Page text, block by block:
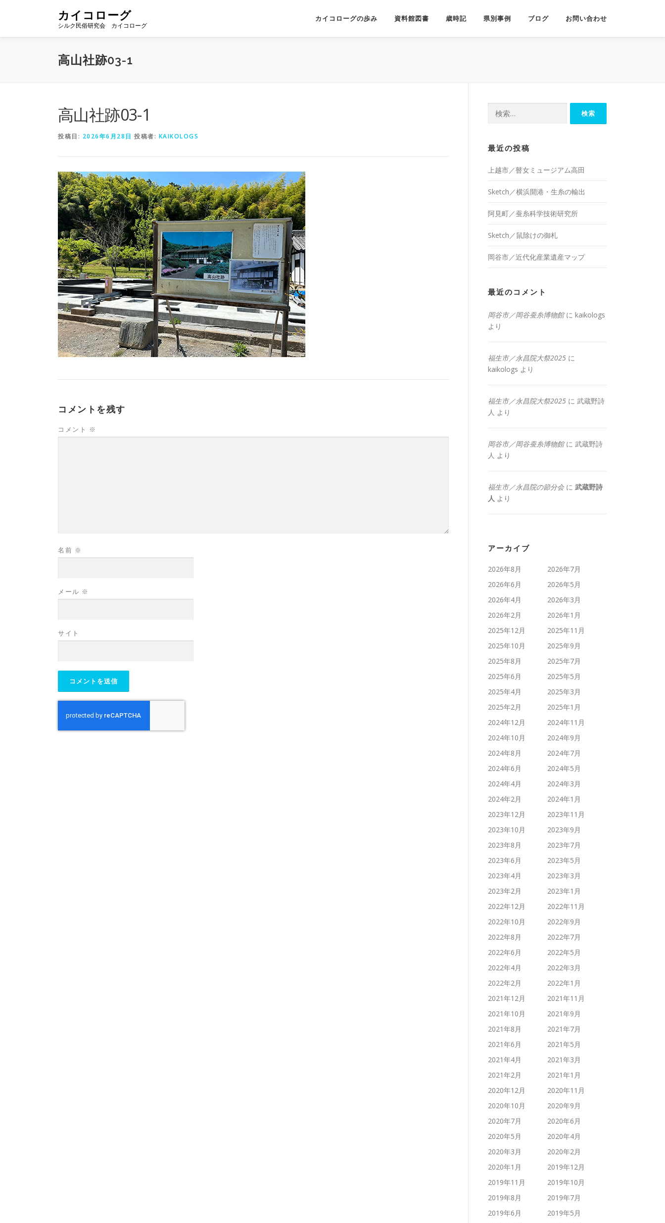
ン
カイコローグ
シルク民俗研究会 カイコローグ
カイコローグの歩み 資料館図書 歳時記 県別事例 ブログ お問い合わせ
高山社跡03-1
高山社跡03-1
投稿日: 2026年6月28日 投稿者: KAIKOLOGS
コメントを残す
コメント ※
名前 ※
メール ※
サイト
最近の投稿
上越市／瞽女ミュージアム高田
Sketch／横浜開港・生糸の輸出
阿見町／蚕糸科学技術研究所
Sketch／鼠除けの御札
岡谷市／近代化産業遺産マップ
最近のコメント
岡谷市／岡谷蚕糸博物館に kaikologs
より
福生市／永昌院大祭2025 に
kaikologs より
福生市／永昌院大祭2025 に 武蔵野詩
人 より
岡谷市／岡谷蚕糸博物館に 武蔵野詩
人 より
福生市／永昌院の節分会に 武蔵野詩
人 より
アーカイブ
2026年8月
2026年7月
2026年6月
2026年5月
2026年4月
2026年3月
2026年2月
2026年1月
2025年12月
2025年11月
2025年10月
2025年9月
2025年8月
2025年7月
2025年6月
2025年5月
2025年4月
2025年3月
2025年2月
2025年1月
2024年12月
2024年11月
2024年10月
2024年9月
2024年8月
2024年7月
2024年6月
2024年5月
2024年4月
2024年3月
2024年2月
2024年1月
2023年12月
2023年11月
2023年10月
2023年9月
2023年8月
2023年7月
2023年6月
2023年5月
2023年4月
2023年3月
2023年2月
2023年1月
2022年12月
2022年11月
2022年10月
2022年9月
2022年8月
2022年7月
2022年6月
2022年5月
2022年4月
2022年3月
2022年2月
2022年1月
2021年12月
2021年11月
2021年10月
2021年9月
2021年8月
2021年7月
2021年6月
2021年5月
2021年4月
2021年3月
2021年2月
2021年1月
2020年12月
2020年11月
2020年10月
2020年9月
2020年7月
2020年6月
2020年5月
2020年4月
2020年3月
2020年2月
2020年1月
2019年12月
2019年11月
2019年10月
2019年8月
2019年7月
2019年6月
2019年5月